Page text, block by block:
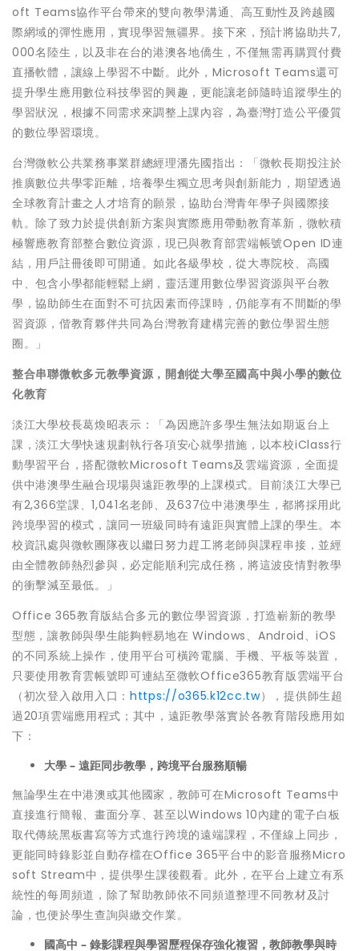
oft Teams協作平台帶來的雙向教學溝通、高互動性及跨越國
際網域的彈性應用，實現學習無疆界。接下來，預計將協助共7,
000名陸生，以及非在台的港澳各地僑生，不僅無需再購買付費
直播軟體，讓線上學習不中斷。此外，Microsoft Teams還可
提升學生應用數位科技學習的興趣，更能讓老師隨時追蹤學生的
學習狀況，根據不同需求來調整上課內容，為臺灣打造公平優質
的數位學習環境。
台灣微軟公共業務事業群總經理潘先國指出：「微軟長期投注於
推廣數位共學零距離，培養學生獨立思考與創新能力，期望透過
全球教育計畫之人才培育的願景，協助台灣青年學子與國際接
軌。除了致力於提供創新方案與實際應用帶動教育革新，微軟積
極響應教育部整合數位資源，現已與教育部雲端帳號Open ID連
結，用戶註冊後即可開通。如此各級學校，從大專院校、高國
中、包含小學都能輕鬆上網，靈活運用數位學習資源與平台教
學，協助師生在面對不可抗因素而停課時，仍能享有不間斷的學
習資源，偕教育夥伴共同為台灣教育建構完善的數位學習生態
圈。」
整合串聯微軟多元教學資源，開創從大學至國高中與小學的數位
化教育
淡江大學校長葛煥昭表示：「為因應許多學生無法如期返台上
課，淡江大學快速規劃執行各項安心就學措施，以本校iClass行
動學習平台，搭配微軟Microsoft Teams及雲端資源，全面提
供中港澳學生融合現場與遠距教學的上課模式。目前淡江大學已
有2,366堂課、1,041名老師、及637位中港澳學生，都將採用此
跨境學習的模式，讓同一班級同時有遠距與實體上課的學生。本
校資訊處與微軟團隊夜以繼日努力趕工將老師與課程串接，並經
由全體教師熱烈參與，必定能順利完成任務，將這波疫情對教學
的衝擊減至最低。」
Office 365教育版結合多元的數位學習資源，打造嶄新的教學
型態，讓教師與學生能夠輕易地在 Windows、Android、iOS
的不同系統上操作，使用平台可橫跨電腦、手機、平板等裝置，
只要使用教育雲帳號即可連結至微軟Office365教育版雲端平台
（初次登入啟用入口： https://o365.k12cc.tw），提供師生超
過20項雲端應用程式；其中，遠距教學落實於各教育階段應用如
下：
大學 – 遠距同步教學，跨境平台服務順暢
無論學生在中港澳或其他國家，教師可在Microsoft Teams中
直接進行簡報、畫面分享、甚至以Windows 10內建的電子白板
取代傳統黑板書寫等方式進行跨境的遠端課程，不僅線上同步，
更能同時錄影並自動存檔在Office 365平台中的影音服務Micro
soft Stream中，提供學生課後觀看。此外，在平台上建立有系
統性的每周頻道，除了幫助教師依不同頻道整理不同教材及討
論，也便於學生查詢與繳交作業。
國高中 – 錄影課程與學習歷程保存強化複習，教師教學與時